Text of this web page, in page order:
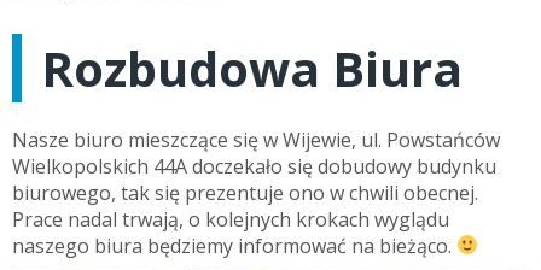
Rozbudowa Biura
Nasze biuro mieszczące się w Wijewie, ul. Powstańców
Wielkopolskich 44A doczekało się dobudowy budynku
biurowego, tak się prezentuje ono w chwili obecnej.
Prace nadal trwają, o kolejnych krokach wyglądu
naszego biura będziemy informować na bieżąco.